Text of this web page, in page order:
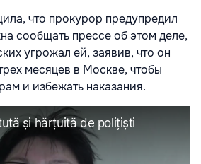
что прокурор предупредил
сообщать прессе об этом деле,
угрожал ей, заявив, что он
месяцев в Москве, чтобы
и избежать наказания.